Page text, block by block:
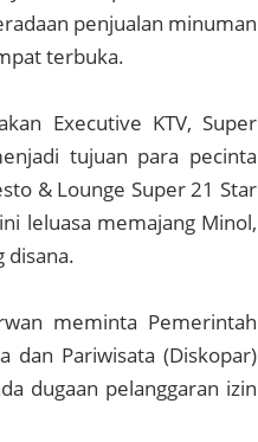
penjualan minuman
terbuka.
Executive KTV, Super
tujuan para pecinta
& Lounge Super 21 Star
leluasa memajang Minol,
disana.
meminta Pemerintah
dan Pariwisata (Diskopar)
dugaan pelanggaran izin